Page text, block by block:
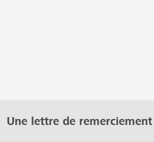
Une lettre de remerciement